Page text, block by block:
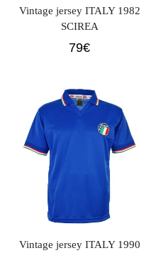
Vintage jersey ITALY 1982
SCIREA
79€
Vintage jersey ITALY 1990